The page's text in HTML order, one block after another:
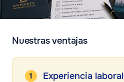
Nuestras ventajas
Experiencia laboral